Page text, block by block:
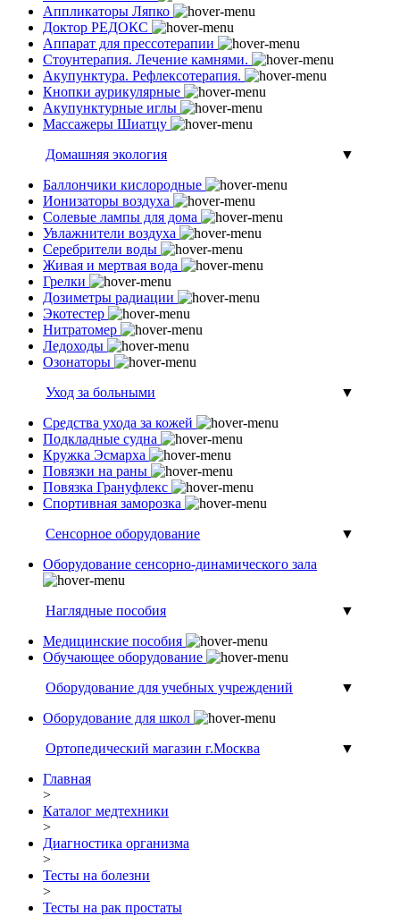
Аппликаторы Ляпко
Доктор РЕДОКС
Аппарат для прессотерапии
Стоунтерапия. Лечение камнями.
Акупунктура. Рефлексотерапия.
Кнопки аурикулярные
Акупунктурные иглы
Массажеры Шиатцу
Домашняя экология
▼
Баллончики кислородные
Ионизаторы воздуха
Солевые лампы для дома
Увлажнители воздуха
Серебрители воды
Живая и мертвая вода
Грелки
Дозиметры радиации
Экотестер
Нитратомер
Ледоходы
Озонаторы
Уход за больными
▼
Средства ухода за кожей
Подкладные судна
Кружка Эсмарха
Повязки на раны
Повязка Грануфлекс
Спортивная заморозка
Сенсорное оборудование
▼
Оборудование сенсорно-динамического зала
Наглядные пособия
▼
Медицинские пособия
Обучающее оборудование
Оборудование для учебных учреждений
▼
Оборудование для школ
Ортопедический магазин г.Москва
▼
Главная
>
Каталог медтехники
>
Диагностика организма
>
Тесты на болезни
>
Тесты на рак простаты